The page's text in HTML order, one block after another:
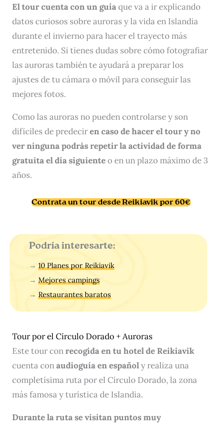
El tour cuenta con un guíaque va a ir explicando
datos curiosos sobre auroras y la vida en Islandia
durante el invierno para hacer el trayecto más
entretenido. Si tienes dudas sobre cómo fotografiar
las auroras también te ayudará a preparar los
ajustes de tu cámara o móvil para conseguir las
mejores fotos.
Como las auroras no pueden controlarse y son
difíciles de predeciren caso de hacer el tour y no
ver ninguna podrás repetir la actividad de forma
gratuita el día siguienteo en un plazo máximo de 3
años.
Contrata un tour desde Reikiavik por 60€
Podría interesarte:
→ 10 Planes por Reikiavik
→ Mejores campings
→ Restaurantes baratos
Tour por el Círculo Dorado + Auroras
Este tour conrecogida en tu hotel de Reikiavik
cuenta conaudioguía en españoly realiza una
completísima ruta por el Círculo Dorado, la zona
más famosa y turística de Islandia.
Durante la ruta se visitan puntos muy